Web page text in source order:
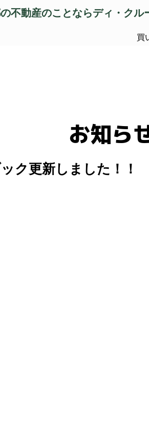
不動産のことならディ・クル
買
お知ら
ク更新しました！！